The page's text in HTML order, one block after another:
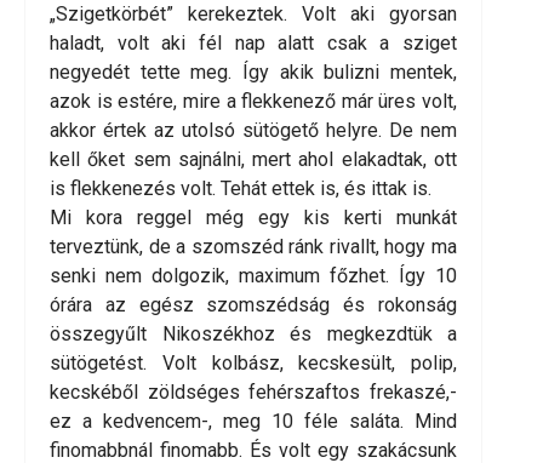
„Szigetkörbét” kerekeztek. Volt aki gyorsan
haladt, volt aki fél nap alatt csak a sziget
negyedét tette meg. Így akik bulizni mentek,
azok is estére, mire a flekkenező már üres volt,
akkor értek az utolsó sütögető helyre. De nem
kell őket sem sajnálni, mert ahol elakadtak, ott
is flekkenezés volt. Tehát ettek is, és ittak is.
Mi kora reggel még egy kis kerti munkát
terveztünk, de a szomszéd ránk rivallt, hogy ma
senki nem dolgozik, maximum főzhet. Így 10
órára az egész szomszédság és rokonság
összegyűlt Nikoszékhoz és megkezdtük a
sütögetést. Volt kolbász, kecskesült, polip,
kecskéből zöldséges fehérszaftos frekaszé,-
ez a kedvencem-, meg 10 féle saláta. Mind
finomabbnál finomabb. És volt egy szakácsunk